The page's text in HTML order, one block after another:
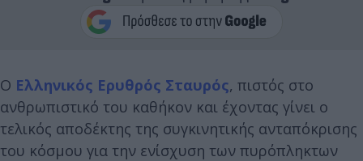
Ο Ελληνικός Ερυθρός Σταυρός, πιστός στο
ανθρωπιστικό του καθήκον και έχοντας γίνει ο
τελικός αποδέκτης της συγκινητικής ανταπόκρισης
του κόσμου για την ενίσχυση των πυρόπληκτων